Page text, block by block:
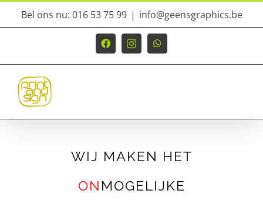
Ga
inhoud
Bel ons nu: 016 53 75 99 | info@geensgraphics.be
FacebookInstagramWhatsApp
WIJ MAKEN HET
ON MOGELIJKE